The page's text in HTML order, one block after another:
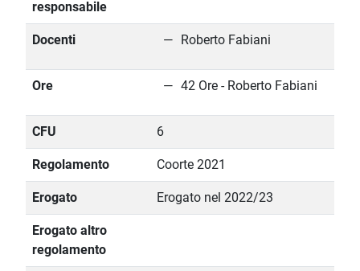
responsabile
Docenti Roberto Fabiani
Ore 42 Ore - Roberto Fabiani
CFU 6
Regolamento Coorte 2021
Erogato Erogato nel 2022/23
Erogato altro
regolamento